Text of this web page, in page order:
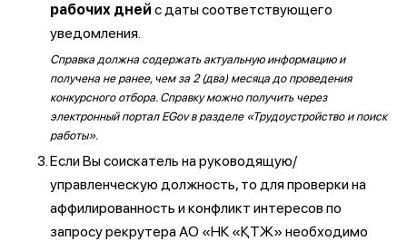
рабочих дней с даты соответствующего
уведомления.
Справка должна содержать актуальную информацию и
получена не ранее, чем за 2 (два) месяца до проведения
конкурсного отбора. Справку можно получить через
электронный портал EGov в разделе «Трудоустройство и поиск
работы».
Если Вы соискатель на руководящую/
управленческую должность, то для проверки на
аффилированность и конфликт интересов по
запросу рекрутера АО «НК «ҚТЖ» необходимо